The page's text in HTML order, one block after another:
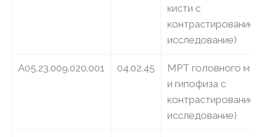
кисти с
исследование)
A05.23.009.020.001 04.02.45
МРТ головного
и гипофиза с
исследование)